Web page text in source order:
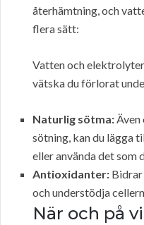
återhämtning, och
flera sätt:
Vatten och
vätska du förlorat
Naturlig sötma:Även
sötning, kan du lägga
eller använda det som
Antioxidanter:
och understödja
När och på